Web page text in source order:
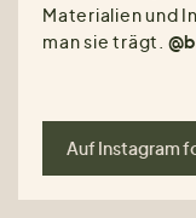
Materialien und
man sie trägt.
Auf Instagram